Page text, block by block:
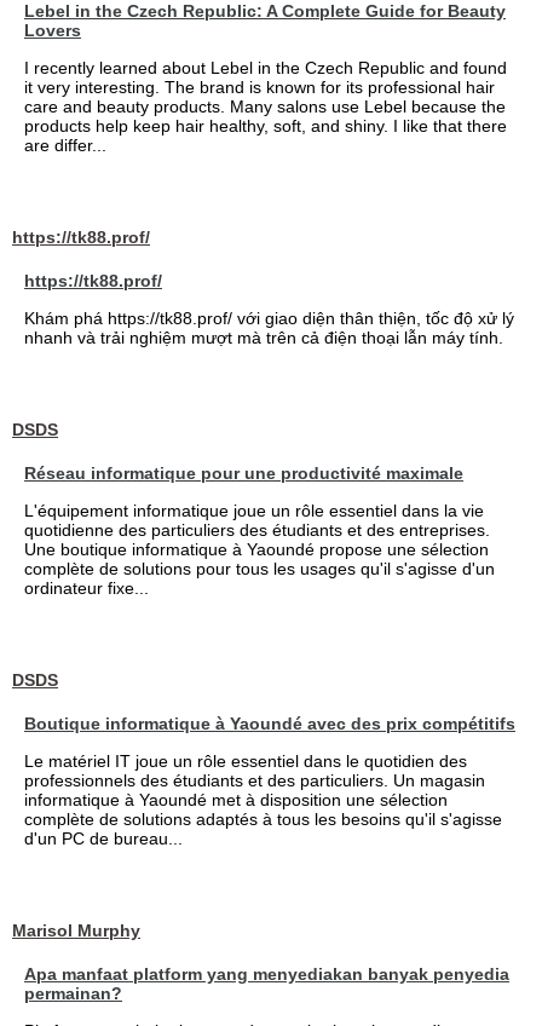
Lebel in the Czech Republic: A Complete Guide for Beauty
Lovers
I recently learned about Lebel in the Czech Republic and found
it very interesting. The brand is known for its professional hair
care and beauty products. Many salons use Lebel because the
products help keep hair healthy, soft, and shiny. I like that there
are differ...
https://tk88.prof/
https://tk88.prof/
Khám phá https://tk88.prof/ với giao diện thân thiện, tốc độ xử lý
nhanh và trải nghiệm mượt mà trên cả điện thoại lẫn máy tính.
DSDS
Réseau informatique pour une productivité maximale
L'équipement informatique joue un rôle essentiel dans la vie
quotidienne des particuliers des étudiants et des entreprises.
Une boutique informatique à Yaoundé propose une sélection
complète de solutions pour tous les usages qu'il s'agisse d'un
ordinateur fixe...
DSDS
Boutique informatique à Yaoundé avec des prix compétitifs
Le matériel IT joue un rôle essentiel dans le quotidien des
professionnels des étudiants et des particuliers. Un magasin
informatique à Yaoundé met à disposition une sélection
complète de solutions adaptés à tous les besoins qu'il s'agisse
d'un PC de bureau...
Marisol Murphy
Apa manfaat platform yang menyediakan banyak penyedia
permainan?